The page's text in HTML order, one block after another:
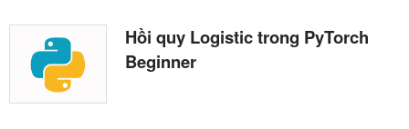
Hồi quy Logistic trong PyTorch
Beginner